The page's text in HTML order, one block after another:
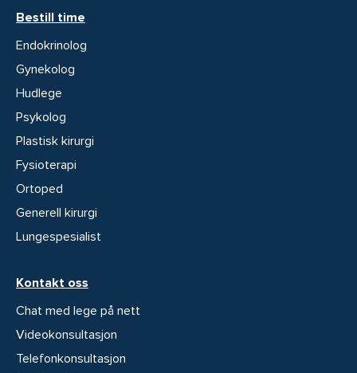
Bestill time
Endokrinolog
Gynekolog
Hudlege
Psykolog
Plastisk kirurgi
Fysioterapi
Ortoped
Generell kirurgi
Lungespesialist
Kontakt oss
Chat med lege på nett
Videokonsultasjon
Telefonkonsultasjon